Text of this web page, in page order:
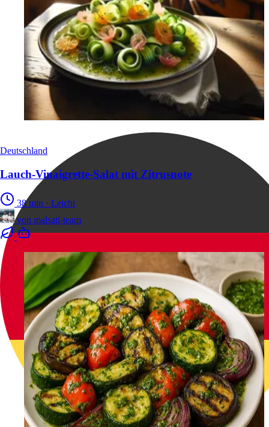
Deutschland
Lauch‑Vinaigrette‑Salat mit Zitrusnote
38 min · Leicht
von malsati-team